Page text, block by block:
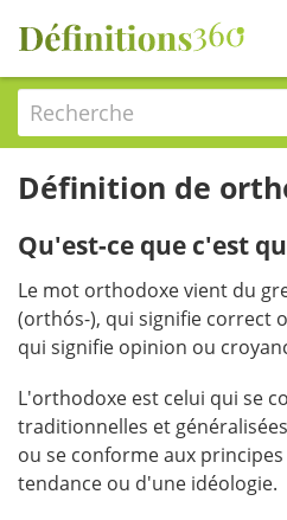
Recherche
Définition de
Qu'est-ce que c'est
Le mot orthodoxe vient du
(orthós-), qui signifie correct
qui signifie opinion ou
L'orthodoxe est celui qui se
traditionnelles et
ou se conforme aux
tendance ou d'une idéologie.